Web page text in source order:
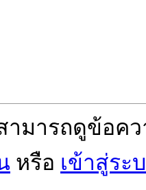
ามารถดูข้อค
หรือ เข้าสู่ระ